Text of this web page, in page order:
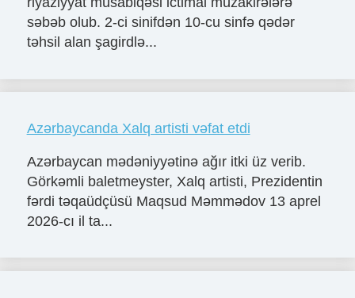
səbəb olub. 2-ci sinifdən 10-cu sinfə qədər
təhsil alan şagirdlə...
Azərbaycanda Xalq artisti vəfat etdi
Azərbaycan mədəniyyətinə ağır itki üz verib.
Görkəmli baletmeyster, Xalq artisti, Prezidentin
fərdi təqaüdçüsü Maqsud Məmmədov 13 aprel
2026-cı il ta...